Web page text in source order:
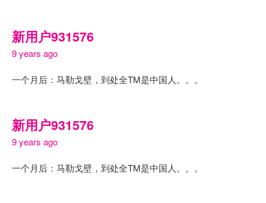
新用户931576
9 years ago
一个月后：马勒戈壁，到处全TM是中国人。。。
新用户931576
9 years ago
一个月后：马勒戈壁，到处全TM是中国人。。。